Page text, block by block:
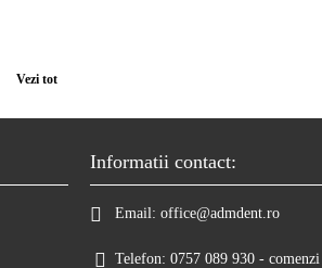
Vezi tot
Informatii contact:
Email: office@admdent.ro
Telefon: 0757 089 930 -